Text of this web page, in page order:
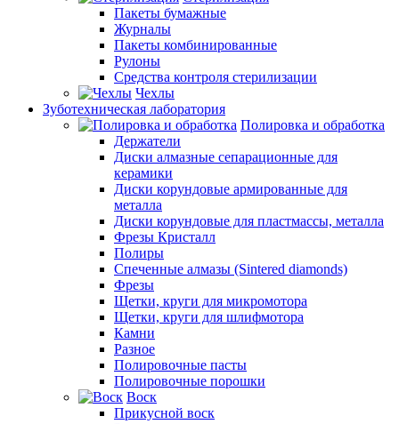
Пакеты бумажные
Журналы
Пакеты комбинированные
Рулоны
Средства контроля стерилизации
Чехлы
Зуботехническая лаборатория
Полировка и обработка
Держатели
Диски алмазные сепарационные для
керамики
Диски корундовые армированные для
металла
Диски корундовые для пластмассы, металла
Фрезы Кристалл
Полиры
Спеченные алмазы (Sintered diamonds)
Фрезы
Щетки, круги для микромотора
Щетки, круги для шлифмотора
Камни
Разное
Полировочные пасты
Полировочные порошки
Воск
Прикусной воск